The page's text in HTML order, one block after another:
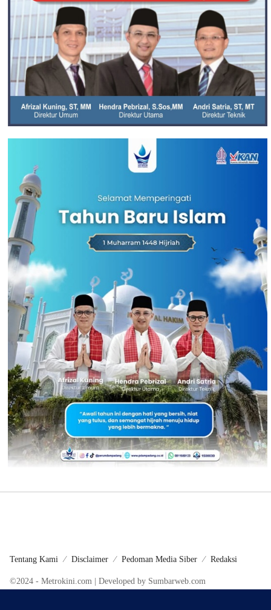
Tentang Kami Disclaimer Pedoman Media Siber Redaksi
©2024 - Metrokini.com | Developed by Sumbarweb.com